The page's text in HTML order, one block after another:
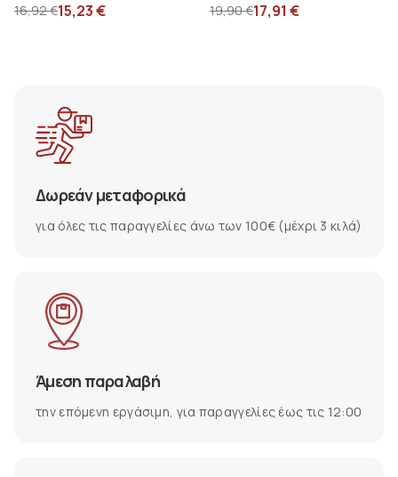
16,92€15,23€ 19,90€17,91 €
Δωρεάν μεταφορικά
για όλες τις παραγγελίες άνω των 100€ (μέχρι 3 κιλά)
Άμεση παραλαβή
την επόμενη εργάσιμη, για παραγγελίες έως τις 12:00